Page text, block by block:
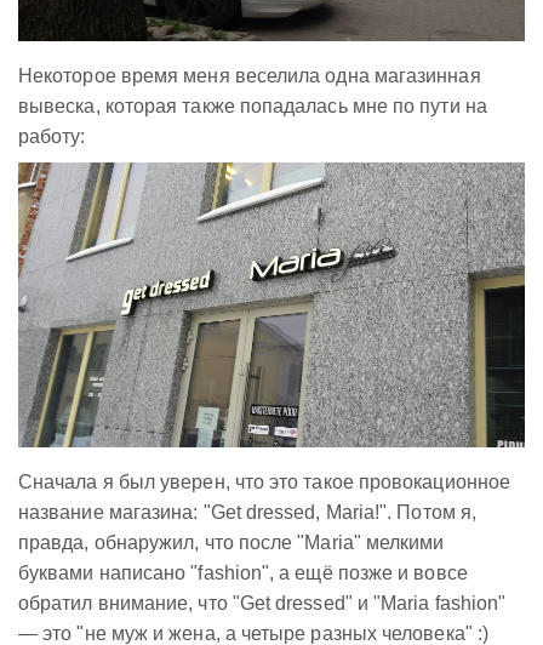
Некоторое время меня веселила одна магазинная
вывеска, которая также попадалась мне по пути на
работу:
Сначала я был уверен, что это такое провокационное
название магазина: "Get dressed, Maria!". Потом я,
правда, обнаружил, что после "Maria" мелкими
буквами написано "fashion", а ещё позже и вовсе
обратил внимание, что "Get dressed" и "Maria fashion"
— это "не муж и жена, а четыре разных человека" :)